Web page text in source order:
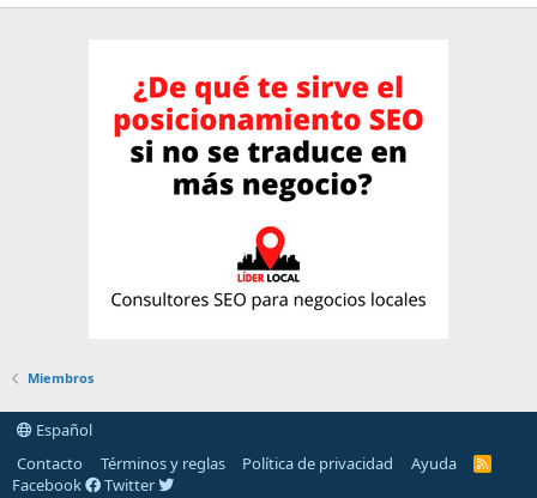
Miembros
Español
Contacto
Términos y reglas Política de privacidad Ayuda
R
Facebook Twitter